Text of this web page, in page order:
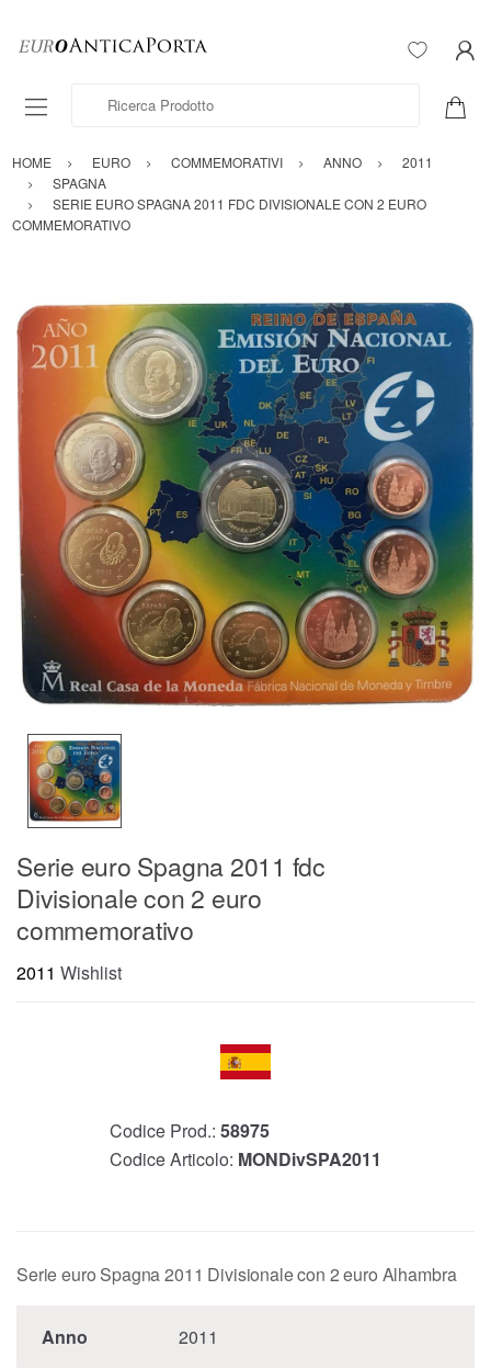
Ricerca Prodotto
HOME EURO COMMEMORATIVI ANNO
2011
SPAGNA
SERIE EURO SPAGNA 2011 FDC DIVISIONALE CON 2 EURO
COMMEMORATIVO
Serie euro Spagna 2011 fdc
Divisionale con 2 euro
commemorativo
2011 Wishlist
Codice Prod.: 58975
Codice Articolo: MONDivSPA2011
Serie euro Spagna 2011 Divisionale con 2 euro Alhambra
Anno 2011